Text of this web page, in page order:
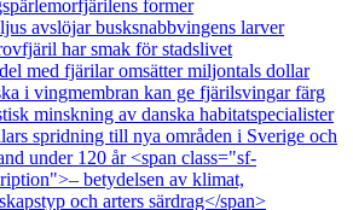
former
avslöjar busksnabbvingens larver
har smak för stadslivet
med fjärilar omsätter miljontals dollar
i vingmembran kan ge fjärilsvingar färg
minskning av danska habitatspecialister
spridning till nya områden i Sverige och
under 120 år <span class="sf-
betydelsen av klimat,
och arters särdrag</span>